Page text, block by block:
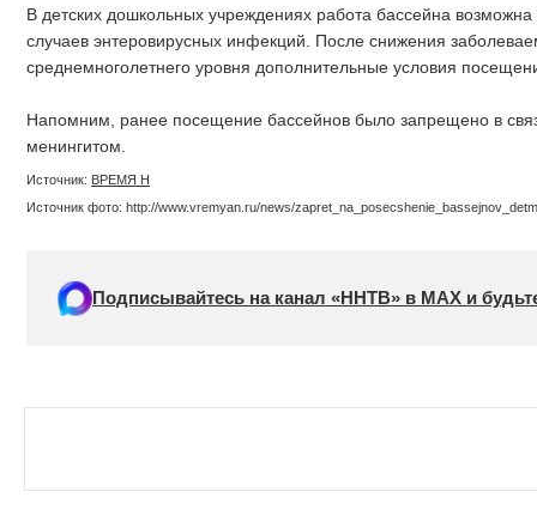
В детских дошкольных учреждениях работа бассейна возможна
случаев энтеровирусных инфекций. После снижения
среднемноголетнего уровня дополнительные условия
Напомним, ранее посещение бассейнов было запрещено в
менингитом.
Источник: ВРЕМЯ Н
Источник фото: http://www.vremyan.ru/news/
Подписывайтесь на канал «ННТВ» в МАХ и